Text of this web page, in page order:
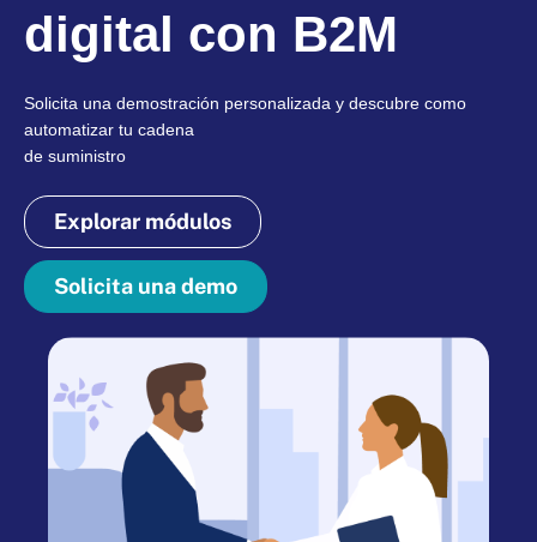
digital con B2M
Solicita una demostración personalizada y descubre como
automatizar tu cadena
de suministro
Explorar módulos
Solicita una demo